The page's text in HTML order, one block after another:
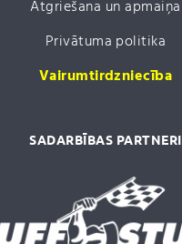
Atgriešana un apmaiņa
Privātuma politika
Vairumtirdzniecība
SADARBĪBAS PARTNERI